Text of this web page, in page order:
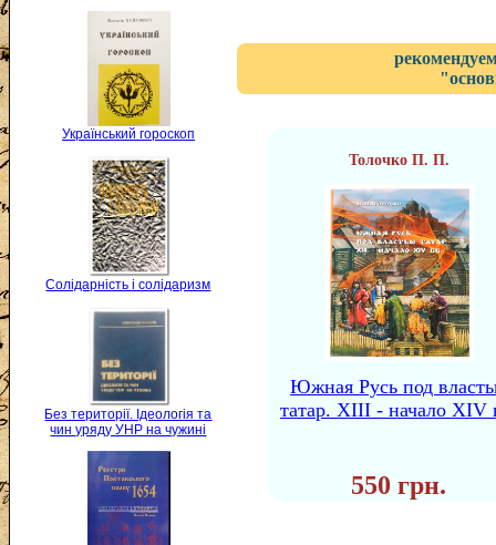
Український гороскоп
Солідарність і солідаризм
Без території. Ідеологія та
чин уряду УНР на чужині
Толочко П. П.
Южная Русь под
татар. ХІІІ - начало XIV
550 грн.